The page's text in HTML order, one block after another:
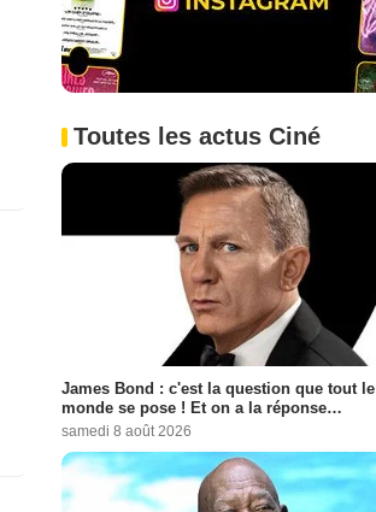
Toutes les actus Ciné
James Bond : c'est la question que tout le
monde se pose ! Et on a la réponse…
samedi 8 août 2026